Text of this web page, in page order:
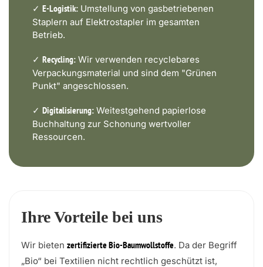
✓ E-Logistik: Umstellung von gasbetriebenen
Staplern auf Elektrostapler im gesamten
Betrieb.
✓ Recycling: Wir verwenden recyclebares
Verpackungsmaterial und sind dem "Grünen
Punkt" angeschlossen.
✓ Digitalisierung: Weitestgehend papierlose
Buchhaltung zur Schonung wertvoller
Ressourcen.
Ihre Vorteile bei uns
Wir bieten zertifizierte Bio-Baumwollstoffe. Da der Begriff
„Bio“ bei Textilien nicht rechtlich geschützt ist,